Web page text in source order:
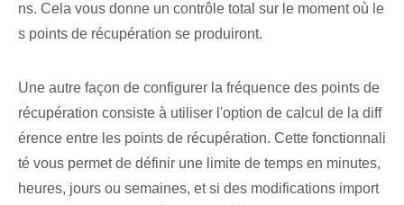
ns. Cela vous donne un contrôle total sur le moment où le
s points de récupération se produiront.
Une autre façon⁤ de‌ configurer⁢ la fréquence des points de
récupération consiste à utiliser l'option de calcul de la diff
érence entre les points de récupération. Cette fonctionnali
té vous permet de définir une limite de temps en minutes,
heures, jours ou semaines, et si des modifications import